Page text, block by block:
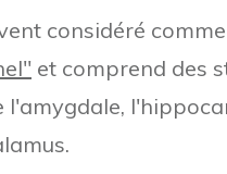
considéré comme
et comprend des
l'amygdale,